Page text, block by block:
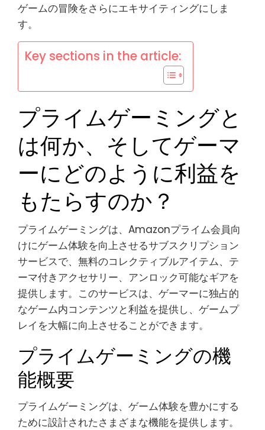
ゲームの冒険をさらにエキサイティングにしま
す。
Key sections in the article:
プライムゲーミングと
は何か、そしてゲーマ
ーにどのように利益を
もたらすのか？
プライムゲーミングは、Amazonプライム会員向
けにゲーム体験を向上させるサブスクリプション
サービスで、無料のコレクティブルアイテム、テ
ーマ付きアクセサリー、アンロック可能なギアを
提供します。このサービスは、ゲーマーに独占的
なゲーム内コンテンツと利益を提供し、ゲームプ
レイを大幅に向上させることができます。
プライムゲーミングの機
能概要
プライムゲーミングは、ゲーム体験を豊かにする
ために設計されたさまざまな機能を提供します。